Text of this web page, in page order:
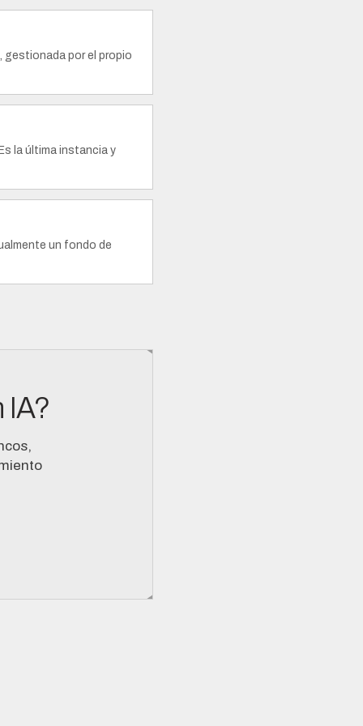
gestionada por el propio
la última instancia y
un fondo de
IA?